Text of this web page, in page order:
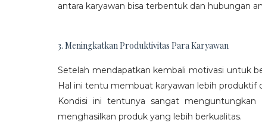
antara karyawan bisa terbentuk dan hubungan
3. Meningkatkan Produktivitas Para Karyawan
Setelah mendapatkan kembali motivasi untuk
Hal ini tentu membuat karyawan lebih produktif
Kondisi ini tentunya sangat
menghasilkan produk yang lebih berkualitas.